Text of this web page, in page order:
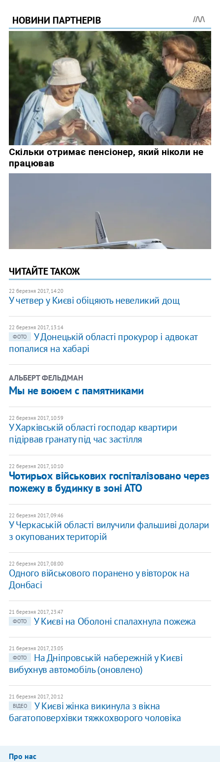
ЧИТАЙТЕ ТАКОЖ
22 березня 2017, 14:20
У четвер у Києві обіцяють невеликий дощ
22 березня 2017, 13:14
ФОТО
У Донецькій області прокурор і адвокат
попалися на хабарі
АЛЬБЕРТ ФЕЛЬДМАН
Мы не воюем с памятниками
22 березня 2017, 10:59
У Харківській області господар квартири
підірвав гранату під час застілля
22 березня 2017, 10:10
Чотирьох військових госпіталізовано через
пожежу в будинку в зоні АТО
22 березня 2017, 09:46
У Черкаській області вилучили фальшиві долари
з окупованих територій
22 березня 2017, 08:00
Одного військового поранено у вівторок на
Донбасі
21 березня 2017, 23:47
ФОТО
У Києві на Оболоні спалахнула пожежа
21 березня 2017, 23:05
ФОТО
На Дніпровській набережній у Києві
вибухнув автомобіль (оновлено)
21 березня 2017, 20:12
ВІДЕО
У Києві жінка викинула з вікна
багатоповерхівки тяжкохворого чоловіка
Про нас